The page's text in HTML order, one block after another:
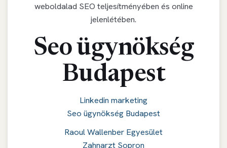
weboldalad SEO teljesítményében és online
jelenlétében.
Seo ügynökség
Budapest
Linkedin marketing
Seo ügynökség Budapest
Raoul Wallenber Egyesület
Zahnarzt Sopron